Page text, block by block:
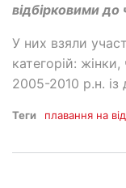
відбірковими до
У них взяли
категорій:
2005-2010 р.н. із
Теги плавання на